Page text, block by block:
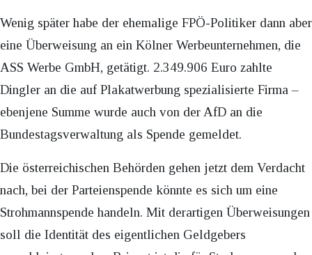
Wenig später habe der ehemalige FPÖ-Politiker dann aber
eine Überweisung an ein Kölner Werbeunternehmen, die
ASS Werbe GmbH, getätigt. 2.349.906 Euro zahlte
Dingler an die auf Plakatwerbung spezialisierte Firma –
ebenjene Summe wurde auch von der AfD an die
Bundestagsverwaltung als Spende gemeldet.
Die österreichischen Behörden gehen jetzt dem Verdacht
nach, bei der Parteienspende könnte es sich um eine
Strohmannspende handeln. Mit derartigen Überweisungen
soll die Identität des eigentlichen Geldgebers